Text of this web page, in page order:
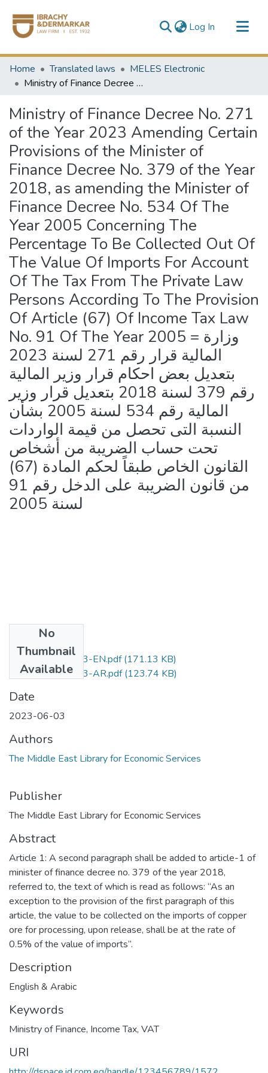
Log In (current)
Communities & Collections
All of DSpace
Home Translated laws
MELES Electronic
Ministry of Finance Decree No. 271 of the Year 2023 Amending Certain Provisions of the Minister of Finance Decree No. 379 of the Year 2018, as amending the Minister of Finance Decree No. 534 Of The Year 2005 Concerning The Percentage To Be Collected Out Of The Value Of Imports For Account Of The Tax From The Private Law Persons According To The Provision Of Article (67) Of Income Tax Law No. 91 Of The Year 2005 = وزارة المالية قرار رقم 271 لسنة 2023 بتعديل بعض احكام قرار وزير المالية رقم 379 لسنة 2018 بتعديل قرار وزير المالية رقم 534 لسنة 2005 بشأن النسبة التى تحصل من قيمة الواردات تحت حساب الضريبة من أشخاص القانون الخاص طبقاً لحكم المادة (67) من قانون الضريبة على الدخل رقم 91 لسنة 2005
Ministry of Finance Decree No. 271
of the Year 2023 Amending Certain
Provisions of the Minister of
Finance Decree No. 379 of the Year
2018, as amending the Minister of
Finance Decree No. 534 Of The
Year 2005 Concerning The
Percentage To Be Collected Out Of
The Value Of Imports For Account
Of The Tax From The Private Law
Persons According To The Provision
Of Article (67) Of Income Tax Law
No. 91 Of The Year 2005 = وزارة
المالية قرار رقم 271 لسنة 2023
بتعديل بعض احكام قرار وزير المالية
رقم 379 لسنة 2018 بتعديل قرار وزير
المالية رقم 534 لسنة 2005 بشأن
النسبة التى تحصل من قيمة الواردات
تحت حساب الضريبة من أشخاص
القانون الخاص طبقاً لحكم المادة (67)
من قانون الضريبة على الدخل رقم 91
لسنة 2005
No
Thumbnail
Available
D.No.271-2023-EN.pdf(171.13 KB)
D.No.271-2023-AR.pdf(123.74 KB)
Date
2023-06-03
Authors
The Middle East Library for Economic Services
Publisher
The Middle East Library for Economic Services
Abstract
Article 1: A second paragraph shall be added to article-1 of
minister of finance decree no. 379 of the year 2018,
referred to, the text of which is read as follows: “As an
exception to the provision of the first paragraph of this
article, the value to be collected on the imports of copper
ore for processing, upon release, shall be at the rate of
0.5% of the value of imports”.
Description
English & Arabic
Keywords
Ministry of Finance, Income Tax, VAT
URI